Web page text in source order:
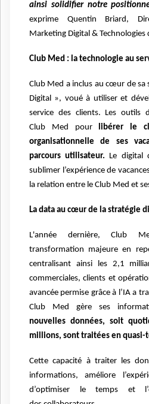
ainsi solidifier notre
exprime Quentin Briard,
Marketing Digital & Technologies
Club Med : la technologie au
Club Med a inclus au cœur de sa
Digital », voué à utiliser et
service des clients. Les outils
Club Med pour libérer le
organisationnelle de ses
parcours utilisateur. Le digital
sublimer l’expérience de
la relation entre le Club Med et
La data au cœur de la stratégie
L'année dernière, Club
transformation majeure en
centralisant ainsi les 2,1
commerciales, clients et
avancée permise grâce à l’IA a
Club Med gère ses
nouvelles données, soit
millions, sont traitées en quasi-
Cette capacité à traiter les
informations, améliore
d’optimiser le temps et